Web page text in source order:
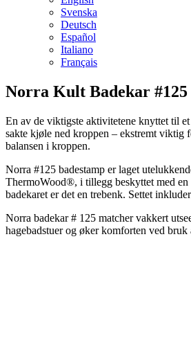
Svenska
Deutsch
Español
Italiano
Français
Norra Kult Badekar #125
En av de viktigste aktivitetene knyttet til et
sakte kjøle ned kroppen – ekstremt viktig
balansen i kroppen.
Norra #125 badestamp er laget
ThermoWood®, i tillegg beskyttet med en
badekaret er det en trebenk. Settet
Norra badekar # 125 matcher vakkert
hagebadstuer og øker komforten ved bruk